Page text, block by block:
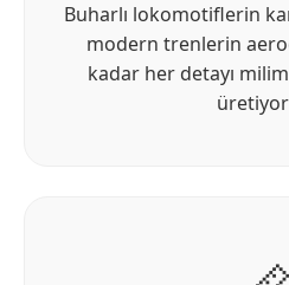
Buharlı lokomotiflerin
modern trenlerin
kadar her detayı